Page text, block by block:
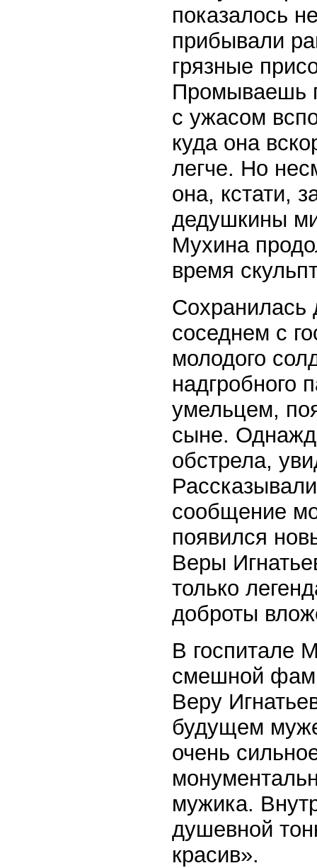
показалось
прибывали
грязные
Промываешь
с ужасом
куда она
легче. Но
она, кстати,
дедушкины
Мухина
время
Сохранилась
соседнем с
молодого
надгробного
умельцем,
сыне.
обстрела,
сообщение
появился
Веры
только
доброты
В госпитале
смешной
Веру
будущем
очень
мужика.
душевной
красив».